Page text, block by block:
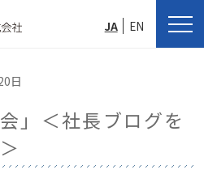
JA EN
日
」＜社長ブログを